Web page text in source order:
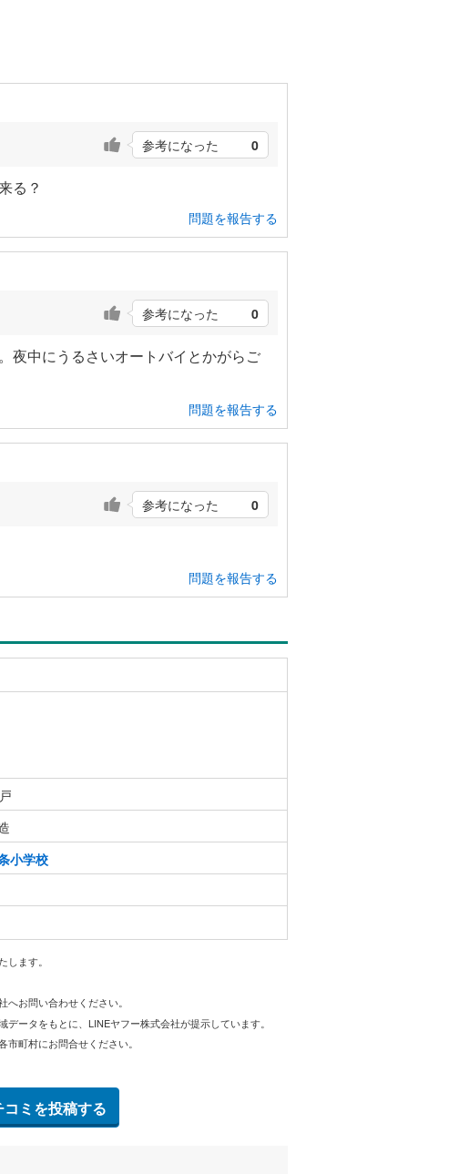
参考になった 0
る？
問題を報告する
参考になった 0
夜中にうるさいオートバイとかがらご
問題を報告する
参考になった 0
問題を報告する
小学校
ます。
お問い合わせください。
データをもとに、LINEヤフー株式会社が提示しています。
町村にお問合せください。
ミを投稿する